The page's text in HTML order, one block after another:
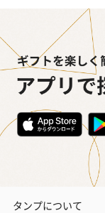
タンプについて